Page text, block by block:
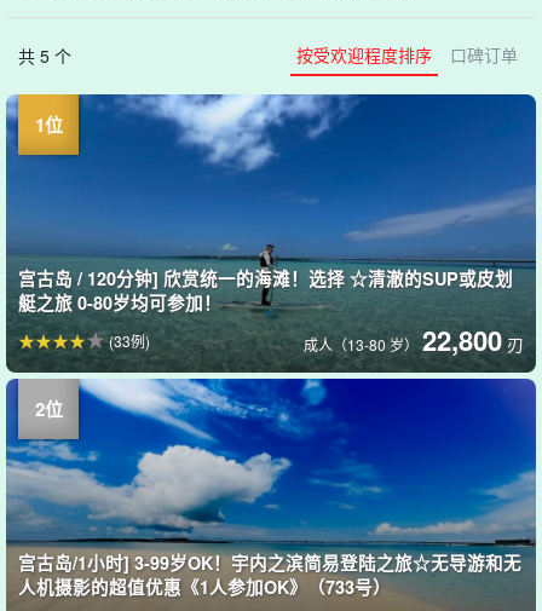
共 5 个 按受欢迎程度排序 口碑订单
宫古岛 / 120分钟] 欣赏统一的海滩！选择 ☆清澈的SUP或皮划
艇之旅 0-80岁均可参加！
成人（13-80 岁）22,800 刃
(33例)
宫古岛/1小时] 3-99岁OK！宇内之滨简易登陆之旅☆无导游和无
人机摄影的超值优惠《1人参加OK》（733号）